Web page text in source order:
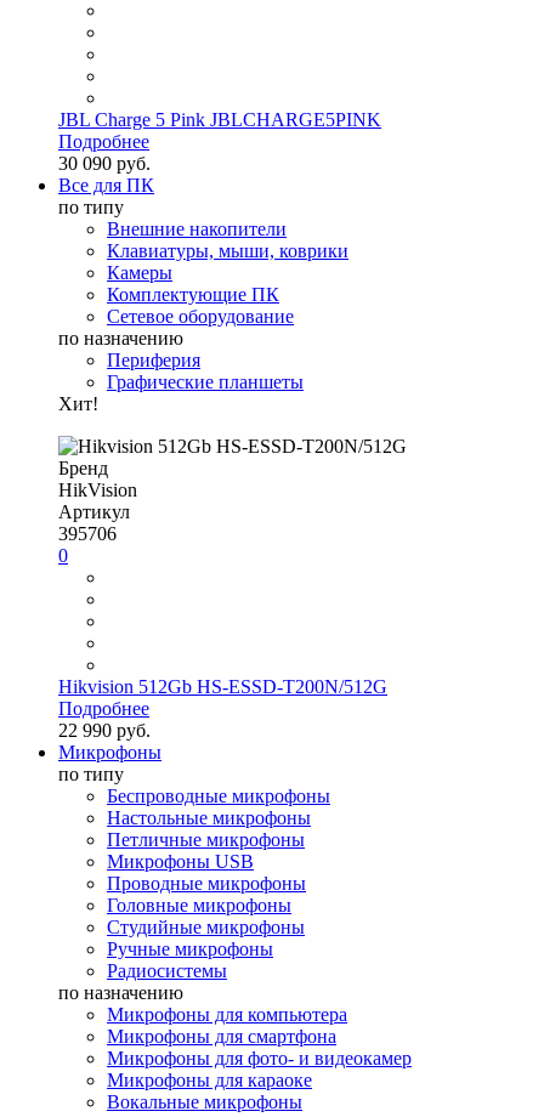
JBL Charge 5 Pink JBLCHARGE5PINK
Подробнее
30 090 руб.
Все для ПК
по типу
Внешние накопители
Клавиатуры, мыши, коврики
Камеры
Комплектующие ПК
Сетевое оборудование
по назначению
Периферия
Графические планшеты
Хит!
Бренд
HikVision
Артикул
395706
0
Hikvision 512Gb HS-ESSD-T200N/512G
Подробнее
22 990 руб.
Микрофоны
по типу
Беспроводные микрофоны
Настольные микрофоны
Петличные микрофоны
Микрофоны USB
Проводные микрофоны
Головные микрофоны
Студийные микрофоны
Ручные микрофоны
Радиосистемы
по назначению
Микрофоны для компьютера
Микрофоны для смартфона
Микрофоны для фото- и видеокамер
Микрофоны для караоке
Вокальные микрофоны